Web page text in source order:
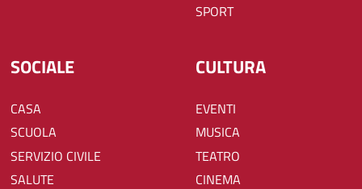
SPORT
SOCIALE
CASA
SCUOLA
SERVIZIO CIVILE
SALUTE
CULTURA
EVENTI
MUSICA
TEATRO
CINEMA